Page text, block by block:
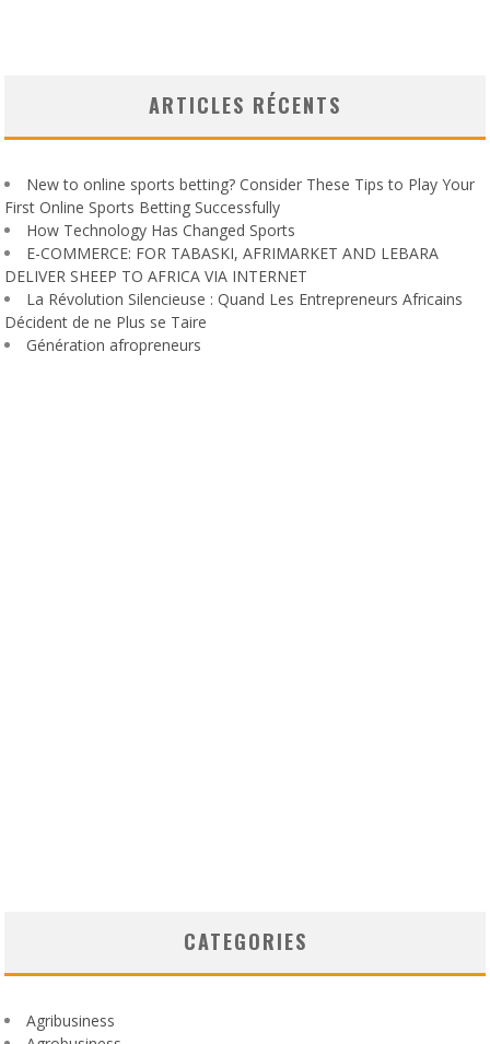
ARTICLES RÉCENTS
New to online sports betting? Consider These Tips to Play Your
First Online Sports Betting Successfully
How Technology Has Changed Sports
E-COMMERCE: FOR TABASKI, AFRIMARKET AND LEBARA
DELIVER SHEEP TO AFRICA VIA INTERNET
La Révolution Silencieuse : Quand Les Entrepreneurs Africains
Décident de ne Plus se Taire
Génération afropreneurs
CATEGORIES
Agribusiness